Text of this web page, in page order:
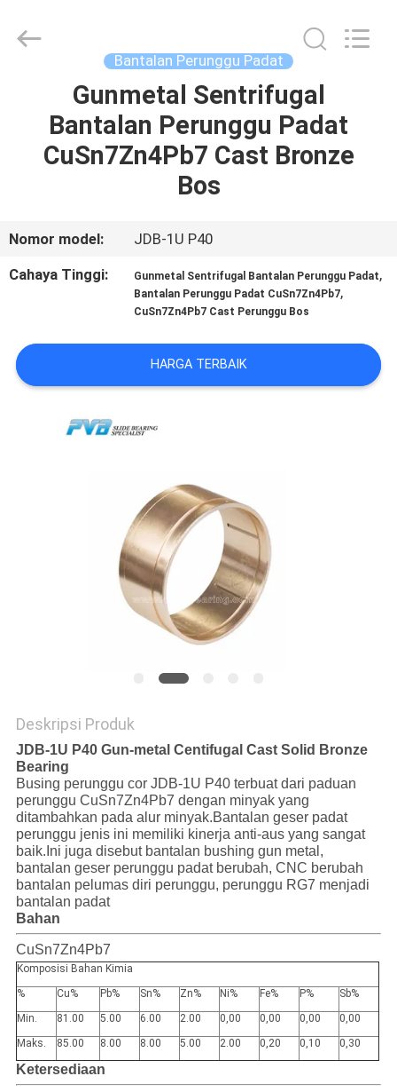
RUMAH
PRODUK
PERTUNJUKAN
TENTANG
KAMI
KASUS-
KASUS
SITEMAP
PRIVACY
POLICY
Bearing
Co.,Ltd.
Bantalan Perunggu Padat
Gunmetal Sentrifugal
Bantalan Perunggu Padat
CuSn7Zn4Pb7 Cast Bronze
Bos
Nomor model:
JDB-1U P40
Cahaya Tinggi:
Gunmetal Sentrifugal Bantalan Perunggu Padat,
Bantalan Perunggu Padat CuSn7Zn4Pb7,
CuSn7Zn4Pb7 Cast Perunggu Bos
HARGA TERBAIK
Deskripsi Produk
JDB-1U P40 Gun-metal Centifugal Cast Solid Bronze
Bearing
Busing perunggu cor JDB-1U P40 terbuat dari paduan
perunggu CuSn7Zn4Pb7 dengan minyak yang
ditambahkan pada alur minyak.Bantalan geser padat
perunggu jenis ini memiliki kinerja anti-aus yang sangat
baik.Ini juga disebut bantalan bushing gun metal,
bantalan geser perunggu padat berubah, CNC berubah
bantalan pelumas diri perunggu, perunggu RG7 menjadi
bantalan padat
Bahan
CuSn7Zn4Pb7
Komposisi Bahan Kimia
%
Cu% Pb% Sn% Zn% Ni% Fe% P%
Sb%
Min.
81.00 5.00 6.00 2.00 0,00 0,00 0,00
0,00
Maks.
85.00 8.00 8.00 5.00 2.00 0,20 0,10 0,30
Ketersediaan